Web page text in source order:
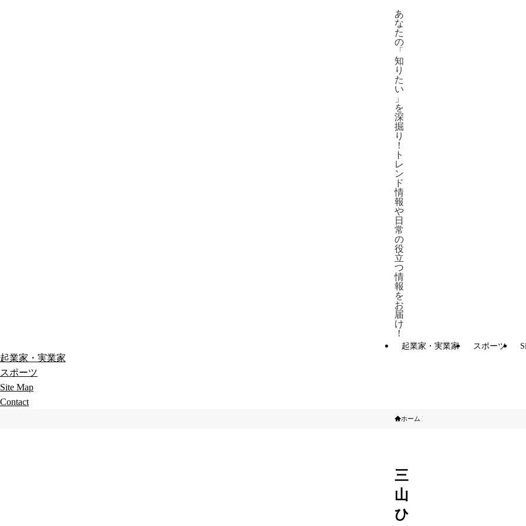
あ
な
た
の
「
知
り
た
い
」
を
深
掘
り
！
ト
レ
ン
ド
情
報
や
日
常
の
役
立
つ
情
報
を
お
届
け
！
起業家・実業家 スポーツ
起業家・実業家
スポーツ
Site Map
Contact
ホーム
三
山
ひ